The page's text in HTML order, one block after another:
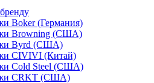
Boker (Германия)
Browning (США)
Byrd (США)
CIVIVI (Китай)
Cold Steel (США)
CRKT (США)